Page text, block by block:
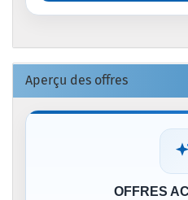
Aperçu des offres
OFFRES